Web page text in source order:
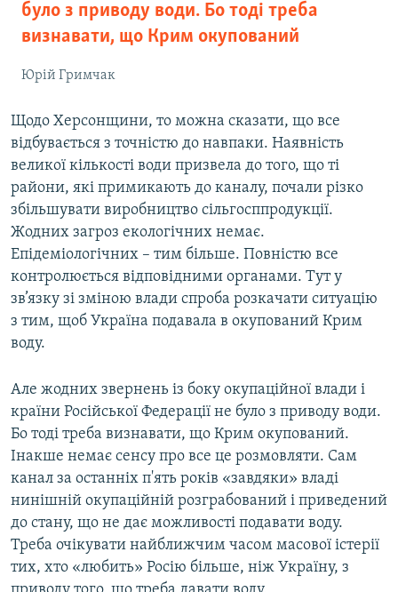
було з приводу води. Бо тоді треба
визнавати, що Крим окупований
Юрій Гримчак
Щодо Херсонщини, то можна сказати, що все
відбувається з точністю до навпаки. Наявність
великої кількості води призвела до того, що ті
райони, які примикають до каналу, почали різко
збільшувати виробництво сільгосппродукції.
Жодних загроз екологічних немає.
Епідеміологічних – тим більше. Повністю все
контролюється відповідними органами. Тут у
зв’язку зі зміною влади спроба розкачати ситуацію
з тим, щоб Україна подавала в окупований Крим
воду.
Але жодних звернень із боку окупаційної влади і
країни Російської Федерації не було з приводу води.
Бо тоді треба визнавати, що Крим окупований.
Інакше немає сенсу про все це розмовляти. Сам
канал за останніх п'ять років «завдяки» владі
нинішній окупаційній розграбований і приведений
до стану, що не дає можливості подавати воду.
Треба очікувати найближчим часом масової істерії
тих, хто «любить» Росію більше, ніж Україну, з